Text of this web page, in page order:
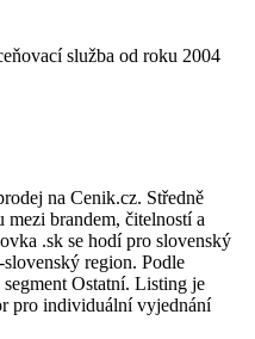
služba od roku 2004
na Cenik.cz. Středně
brandem, čitelností a
.sk se hodí pro slovenský
region. Podle
Ostatní. Listing je
pro individuální vyjednání